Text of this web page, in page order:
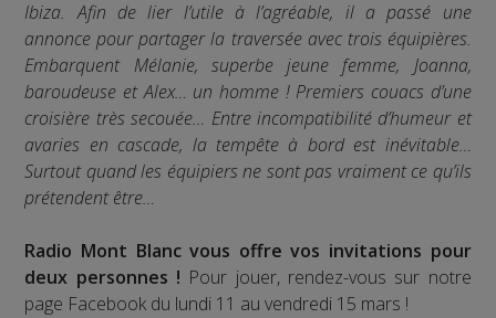
Ibiza. Afin de lier l’utile à l’agréable, il a passé une
annonce pour partager la traversée avec trois équipières.
Embarquent Mélanie, superbe jeune femme, Joanna,
baroudeuse et Alex… un homme ! Premiers couacs d’une
croisière très secouée… Entre incompatibilité d’humeur et
avaries en cascade, la tempête à bord est inévitable…
Surtout quand les équipiers ne sont pas vraiment ce qu’ils
prétendent être…
Radio Mont Blanc vous offre vos invitations pour
deux personnes ! Pour jouer, rendez-vous sur notre
page Facebook du lundi 11 au vendredi 15 mars !